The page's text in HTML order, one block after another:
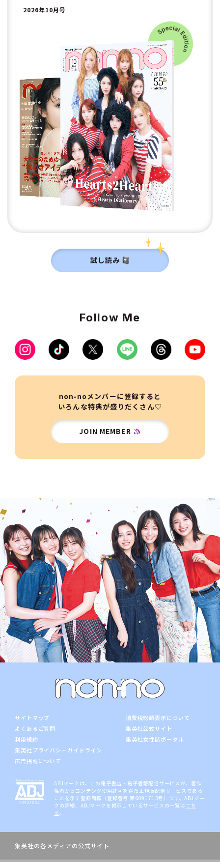
2026年10月号
試し読み
Follow Me
non-noメンバーに登録すると
いろんな特典が盛りだくさん♡
JOIN MEMBER
サイトマップ
よくあるご質問
利用規約
集英社プライバシーガイドライン
広告掲載について
消費税総額表示について
集英社公式サイト
集英社女性誌ポータル
ABJマークは、この電子書店・電子書籍配信サービスが、著作
権者からコンテンツ使用許可を得た正規版配信サービスである
ことを示す登録商標（登録番号 第6091713号）です。ABJマー
クの詳細、ABJマークを掲示しているサービスの一覧は こち
ら。
集英社の各メディアの公式サイト